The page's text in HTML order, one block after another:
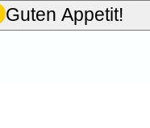
Guten Appetit!